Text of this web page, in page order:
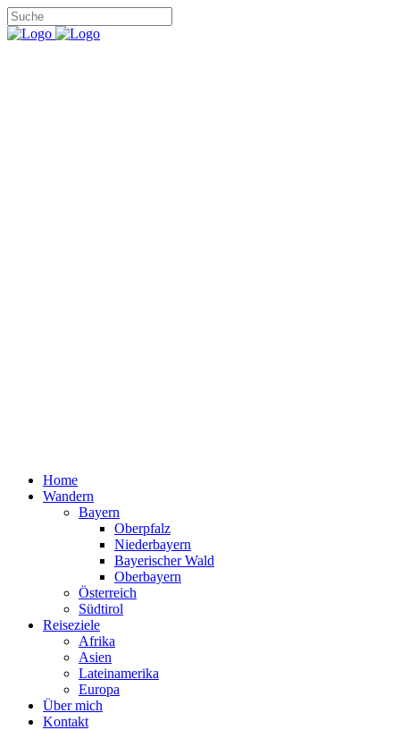
Home
Wandern
Bayern
Oberpfalz
Niederbayern
Bayerischer Wald
Oberbayern
Österreich
Südtirol
Reiseziele
Afrika
Asien
Lateinamerika
Europa
Über mich
Kontakt